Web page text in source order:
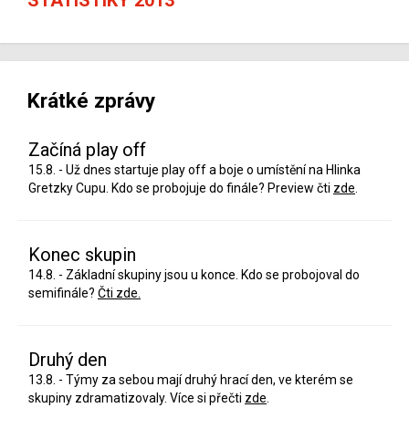
Krátké zprávy
Začíná play off
15.8. - Už dnes startuje play off a boje o umístění na Hlinka
Gretzky Cupu. Kdo se probojuje do finále? Preview čti zde
Konec skupin
14.8. - Základní skupiny jsou u konce. Kdo se probojoval do
semifinále? Čti zde.
Druhý den
13.8. - Týmy za sebou mají druhý hrací den, ve kterém se
skupiny zdramatizovaly. Více si přečti zde